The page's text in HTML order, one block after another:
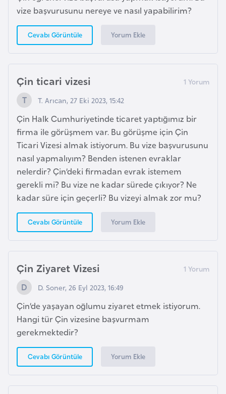
vize başvurusunu nereye ve nasıl yapabilirim?
Cevabı Görüntüle Yorum Ekle
Çin ticari vizesi
T. Arıcan, 27 Eki 2023, 15:42
Çin Halk Cumhuriyetinde ticaret yaptığımız bir
firma ile görüşmem var. Bu görüşme için Çin
Ticari Vizesi almak istiyorum. Bu vize başvurusunu
nasıl yapmalıyım? Benden istenen evraklar
nelerdir? Çin’deki firmadan evrak istemem
gerekli mi? Bu vize ne kadar sürede çıkıyor? Ne
kadar süre için geçerli? Bu vizeyi almak zor mu?
Cevabı Görüntüle Yorum Ekle
Çin Ziyaret Vizesi
D. Soner, 26 Eyl 2023, 16:49
Çin’de yaşayan oğlumu ziyaret etmek istiyorum.
Hangi tür Çin vizesine başvurmam
gerekmektedir?
Cevabı Görüntüle Yorum Ekle
a
h
i
l
i
F
i
n
l
a
n
d
i
y
a
F
n
s
G
o